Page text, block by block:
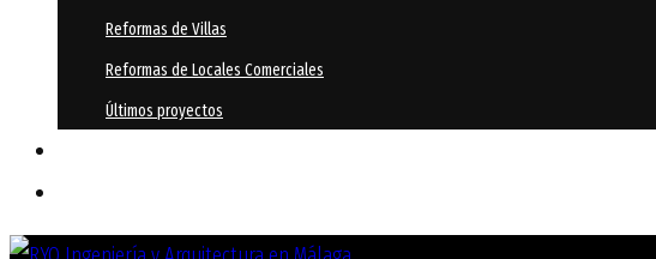
Reformas de Villas
Reformas de Locales Comerciales
Últimos proyectos